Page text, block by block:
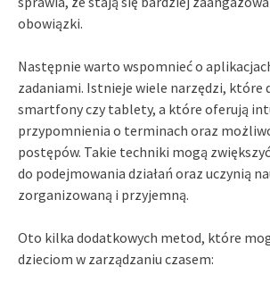
obowiązki.
Następnie warto wspomnieć o
zadaniami. Istnieje wiele narzędzi, które
smartfony czy tablety, a które oferują
przypomnienia o terminach oraz
postępów. Takie techniki mogą
do podejmowania działań oraz uczynią
zorganizowaną i przyjemną.
Oto kilka dodatkowych metod, które
dzieciom w zarządzaniu czasem: